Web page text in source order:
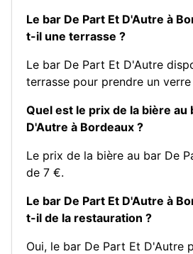
Le bar De Part Et D'Autre à
t-il une terrasse ?
Le bar De Part Et D'Autre
terrasse pour prendre un verre
Quel est le prix de la bière au
D'Autre à Bordeaux ?
Le prix de la bière au bar De
de 7 €.
Le bar De Part Et D'Autre à
t-il de la restauration ?
Oui, le bar De Part Et D'Autre